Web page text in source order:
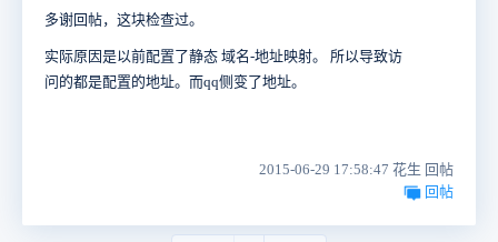
多谢回帖，这块检查过。
实际原因是以前配置了静态 域名-地址映射。 所以导致访
问的都是配置的地址。而qq侧变了地址。
2015-06-29 17:58:47 花生 回帖
回帖